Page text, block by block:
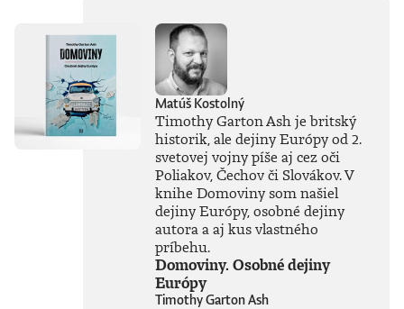
Matúš Kostolný
Timothy Garton Ash je britský
historik, ale dejiny Európy od 2.
svetovej vojny píše aj cez oči
Poliakov, Čechov či Slovákov. V
knihe Domoviny som našiel
dejiny Európy, osobné dejiny
autora a aj kus vlastného
príbehu.
Domoviny. Osobné dejiny
Európy
Timothy Garton Ash